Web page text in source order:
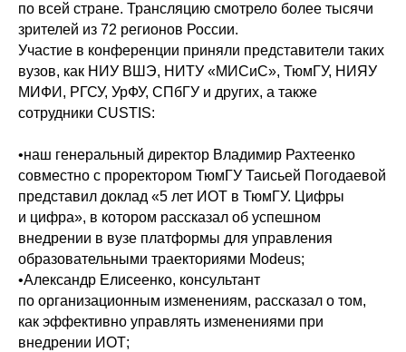
по всей стране. Трансляцию смотрело более тысячи
зрителей из 72 регионов России.
Участие в конференции приняли представители таких
вузов, как НИУ ВШЭ, НИТУ «МИСиС», ТюмГУ, НИЯУ
МИФИ, РГСУ, УрФУ, СПбГУ и других, а также
сотрудники CUSTIS:
•наш генеральный директор Владимир Рахтеенко
совместно с проректором ТюмГУ Таисьей Погодаевой
представил доклад «5 лет ИОТ в ТюмГУ. Цифры
и цифра», в котором рассказал об успешном
внедрении в вузе платформы для управления
образовательными траекториями Modeus;
•Александр Елисеенко, консультант
по организационным изменениям, рассказал о том,
как эффективно управлять изменениями при
внедрении ИОТ;